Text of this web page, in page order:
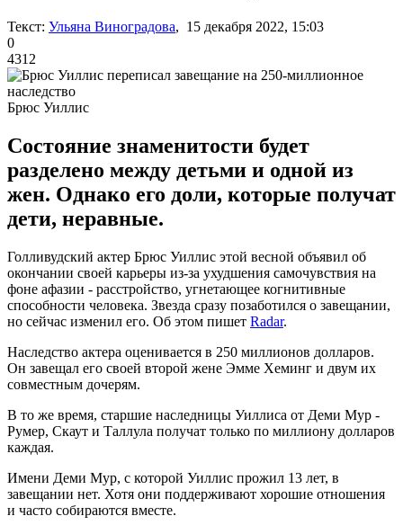
Текст: Ульяна Виноградова, 15 декабря 2022, 15:03
0
4312
Брюс Уиллис
Состояние знаменитости будет
разделено между детьми и одной из
жен. Однако его доли, которые получат
дети, неравные.
Голливудский актер Брюс Уиллис этой весной объявил об
окончании своей карьеры из-за ухудшения самочувствия на
фоне афазии - расстройство, угнетающее когнитивные
способности человека. Звезда сразу позаботился о завещании,
но сейчас изменил его. Об этом пишет Radar.
Наследство актера оценивается в 250 миллионов долларов.
Он завещал его своей второй жене Эмме Хеминг и двум их
совместным дочерям.
В то же время, старшие наследницы Уиллиса от Деми Мур -
Румер, Скаут и Таллула получат только по миллиону долларов
каждая.
Имени Деми Мур, с которой Уиллис прожил 13 лет, в
завещании нет. Хотя они поддерживают хорошие отношения
и часто собираются вместе.